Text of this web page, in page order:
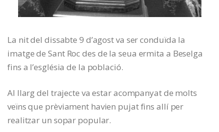
La nit del dissabte 9 d’agost va ser conduïda la
imatge de Sant Roc des de la seua ermita a Beselga
fins a l’església de la població.
Al llarg del trajecte va estar acompanyat de molts
veïns que prèviament havien pujat fins allí per
realitzar un sopar popular.